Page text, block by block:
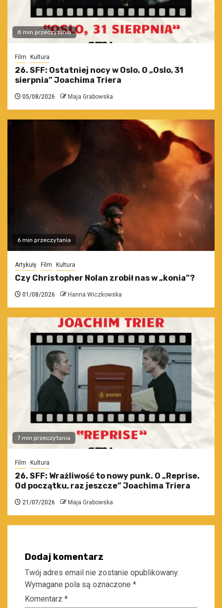
8 min przeczytania
Film Kultura
26. SFF: Ostatniej nocy w Oslo. O „Oslo, 31
sierpnia” Joachima Triera
05/08/2026 Maja Grabowska
6 min przeczytania
Artykuły Film Kultura
Czy Christopher Nolan zrobił nas w „konia”?
01/08/2026 Hanna Wiczkowska
7 min przeczytania
Film Kultura
26. SFF: Wrażliwość to nowy punk. O „Reprise.
Od początku, raz jeszcze” Joachima Triera
21/07/2026 Maja Grabowska
Dodaj komentarz
Twój adres email nie zostanie opublikowany.
Wymagane pola są oznaczone *
Komentarz *